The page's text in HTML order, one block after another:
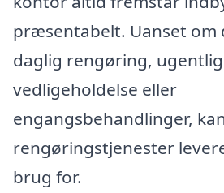
præsentabelt. Uanset om
daglig rengøring, ugentlig
vedligeholdelse eller
engangsbehandlinger,
rengøringstjenester
brug for.